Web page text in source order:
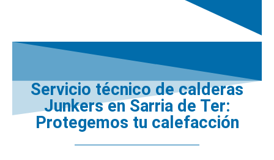
Servicio técnico de calderas
Junkers en Sarria de Ter:
Protegemos tu calefacción